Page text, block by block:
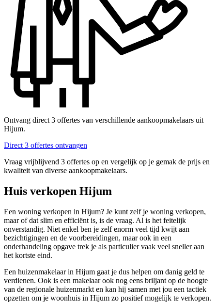
Ontvang direct 3 offertes van verschillende aankoopmakelaars uit
Hijum.
Direct 3 offertes ontvangen
Vraag vrijblijvend 3 offertes op en vergelijk op je gemak de prijs en
kwaliteit van diverse aankoopmakelaars.
Huis verkopen Hijum
Een woning verkopen in Hijum? Je kunt zelf je woning verkopen,
maar of dat slim en efficiënt is, is de vraag. Al is het feitelijk
onverstandig. Niet enkel ben je zelf enorm veel tijd kwijt aan
bezichtigingen en de voorbereidingen, maar ook in een
onderhandeling opgave trek je als particulier vaak veel sneller aan
het kortste eind.
Een huizenmakelaar in Hijum gaat je dus helpen om danig geld te
verdienen. Ook is een makelaar ook nog eens briljant op de hoogte
van de regionale huizenmarkt en kan hij samen met jou een tactiek
opzetten om je woonhuis in Hijum zo positief mogelijk te verkopen.